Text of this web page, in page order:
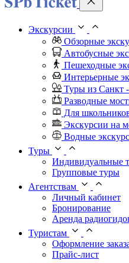
Экскурсии
Обзорные
Автобусные
Пешеходные
Интерьерные
Туры из Санкт
Разводные
Для
Экскурсии на
Водные
Туры
Индивидуальные
Групповые туры
Агентствам
Личный кабинет
Бронирование
Аренда
Туристам
Оформление
Прайс-лист